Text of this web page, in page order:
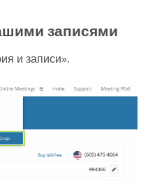
записями
и записи».